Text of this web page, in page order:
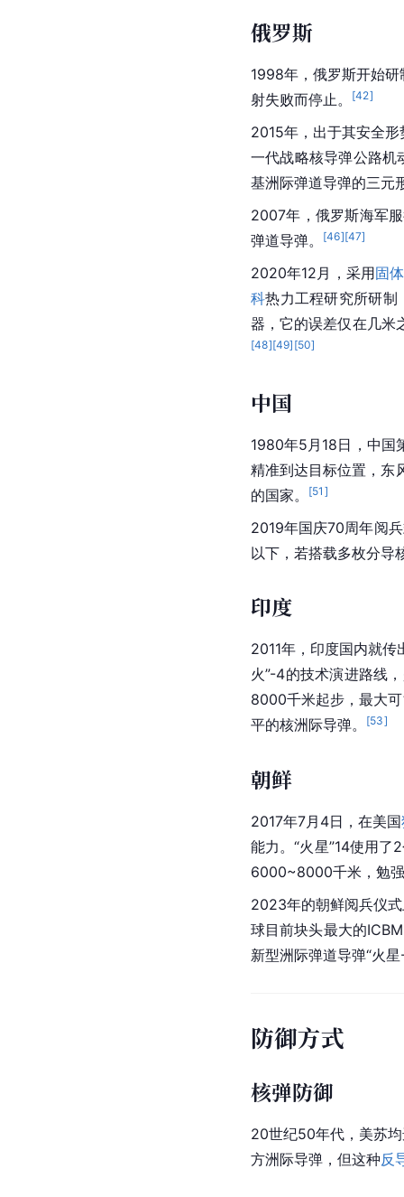
俄罗斯
1998年， 俄罗斯开始
射失败而停止。
[42]
2015年，出于其安全
一代战略核导弹公路机
基洲际弹道导弹的三元
2007年， 俄罗斯海军
弹道导弹。 [46][47]
2020年12月，采用固
科热力工程研究所研制
器，它的误差仅在几米
[48][49] [50]
中国
1980年5月18日，中国
精准到达目标位置，东
的国家。
[51 ]
2019年国庆70周年阅
以下，若搭载多枚分导
印度
2011年， 印度国内就传
火”-4的技术演进路线
8000千米起步，最大
平的核洲际导弹。
[53]
朝鲜
2017年7月4日，在美国
能力。“火星”14使用
6000~8000千米，勉
2023年的朝鲜阅兵仪
球目前块头最大的
新型洲际弹道导弹“火星
防御方式
核弹防御
20世纪50年代，美苏
方洲际导弹，但这种反